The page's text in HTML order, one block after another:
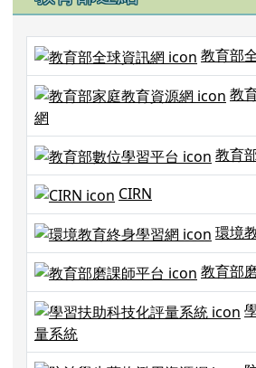
教育部
教
網
教育
CIRN
環境
教育部
量系統